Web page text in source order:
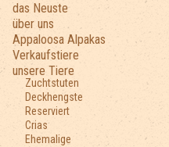
das Neuste
über uns
Appaloosa Alpakas
Verkaufstiere
unsere Tiere
Zuchtstuten
Deckhengste
Reserviert
Crias
Ehemalige